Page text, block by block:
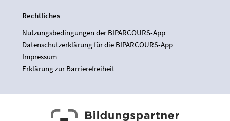
Rechtliches
Nutzungsbedingungen der BIPARCOURS-App
Datenschutzerklärung für die BIPARCOURS-App
Impressum
Erklärung zur Barrierefreiheit